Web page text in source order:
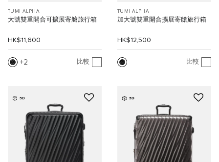
TUMI ALPHA
大號雙重開合可擴展寄艙旅行箱
HK$11,600
2 比較
TUMI ALPHA
加大號雙重開合擴展寄艙旅行箱
HK$12,500
比較
3D 3D